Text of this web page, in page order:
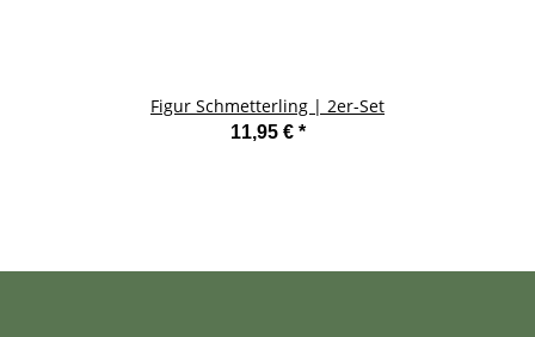
Figur Schmetterling | 2er-Set
11,95 € *